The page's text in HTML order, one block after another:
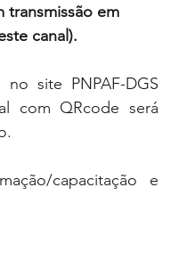
transmissão em
canal).
site PNPAF-DGS
com QRcode será
capacitação e